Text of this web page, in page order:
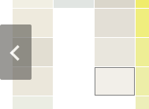
Cod culoare
color_name